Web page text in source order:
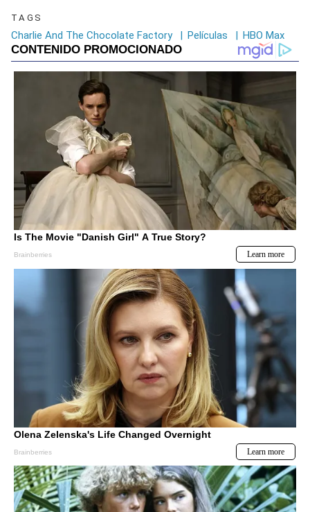
TAGS
Charlie And The Chocolate Factory | Películas | HBO Max